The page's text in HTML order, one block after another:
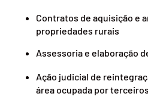
Contratos de aquisição e
propriedades rurais
Assessoria e elaboração
Ação judicial de
área ocupada por terceiros